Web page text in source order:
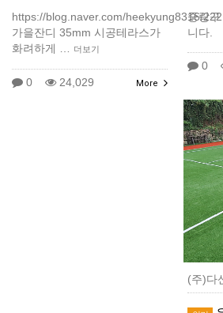
https://blog.naver.com/heekyung8316/
가을잔디 35mm 시공테라스가
화려하게 …
더보기
0 24,029 More
중랑
니다.
0
(주)다